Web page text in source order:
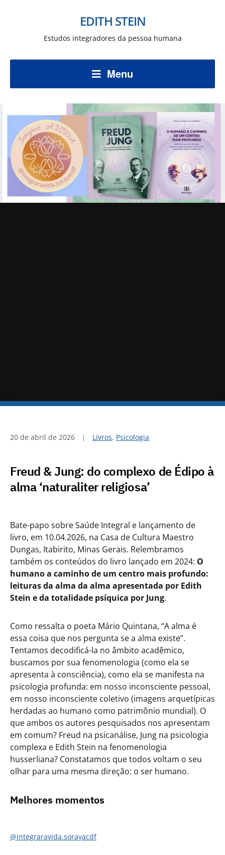
EDITH STEIN
Estudos integradores da pessoa humana
Menu
20 de abril de 2026 Livros, Psicologia
Freud & Jung: do complexo de Édipo à
alma ‘naturaliter religiosa’
Bate-papo sobre Saúde Integral e lançamento de
livro, em 10.04.2026, na Casa de Cultura Maestro
Dungas, Itabirito, Minas Gerais. Relembramos
também os conteúdos do livro lançado em 2024: O
humano a caminho de um centro mais profundo:
leituras da alma da alma apresentada por Edith
Stein e da totalidade psíquica por Jung.
Como ressalta o poeta Mário Quintana, “A alma é
essa coisa que nos pergunta se a alma existe”.
Tentamos decodificá-la no âmbito acadêmico,
buscamos por sua fenomenologia (como ela se
apresenta à consciência), como ela se manifesta na
psicologia profunda: em nosso inconsciente pessoal,
em nosso inconsciente coletivo (imagens arquetípicas
herdadas ao humano como patrimônio mundial). O
que ambos os autores pesquisados nos apresentam
em comum? Freud na psicanálise, Jung na psicologia
complexa e Edith Stein na fenomenologia
husserliana? Constatamos que todos voltam o seu
olhar para uma mesma direção: o ser humano.
Melhores momentos
@integraravida.sorayacdf